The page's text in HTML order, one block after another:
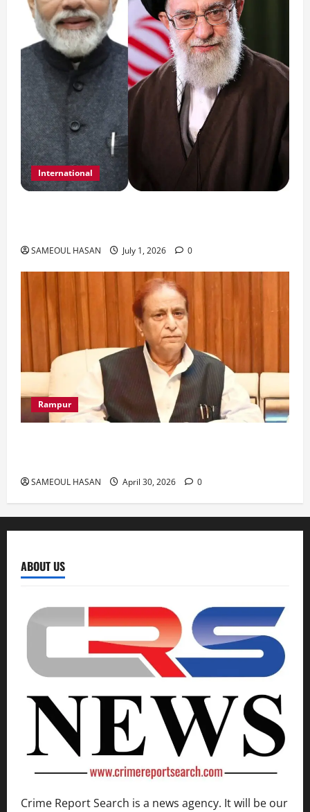
International
SAMEOUL HASAN July 1, 2026 0
Rampur
SAMEOUL HASAN April 30, 2026 0
ABOUT US
Crime Report Search is a news agency. It will be our